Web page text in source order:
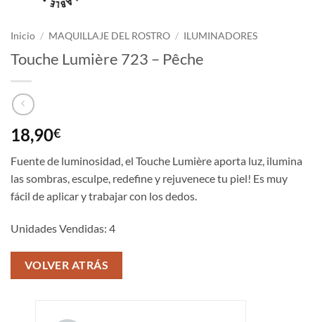
Inicio / MAQUILLAJE DEL ROSTRO / ILUMINADORES
Touche Lumière 723 – Pêche
18,90€
Fuente de luminosidad, el Touche Lumière aporta luz, ilumina
las sombras, esculpe, redefine y rejuvenece tu piel! Es muy
fácil de aplicar y trabajar con los dedos.
Unidades Vendidas: 4
VOLVER ATRÁS